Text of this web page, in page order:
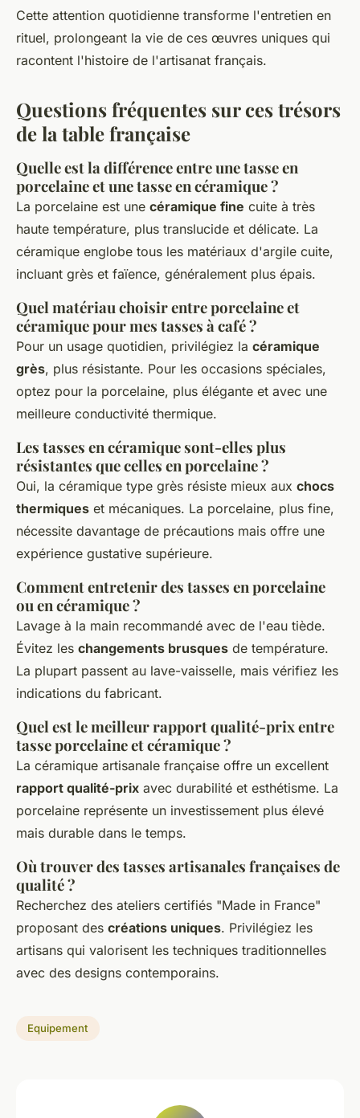
Cette attention quotidienne transforme l'entretien en
rituel, prolongeant la vie de ces œuvres uniques qui
racontent l'histoire de l'artisanat français.
Questions fréquentes sur ces trésors
de la table française
Quelle est la différence entre une tasse en
porcelaine et une tasse en céramique ?
La porcelaine est une céramique fine cuite à très
haute température, plus translucide et délicate. La
céramique englobe tous les matériaux d'argile cuite,
incluant grès et faïence, généralement plus épais.
Quel matériau choisir entre porcelaine et
céramique pour mes tasses à café ?
Pour un usage quotidien, privilégiez la céramique
grès, plus résistante. Pour les occasions spéciales,
optez pour la porcelaine, plus élégante et avec une
meilleure conductivité thermique.
Les tasses en céramique sont-elles plus
résistantes que celles en porcelaine ?
Oui, la céramique type grès résiste mieux aux chocs
thermiques et mécaniques. La porcelaine, plus fine,
nécessite davantage de précautions mais offre une
expérience gustative supérieure.
Comment entretenir des tasses en porcelaine
ou en céramique ?
Lavage à la main recommandé avec de l'eau tiède.
Évitez les changements brusques de température.
La plupart passent au lave-vaisselle, mais vérifiez les
indications du fabricant.
Quel est le meilleur rapport qualité-prix entre
tasse porcelaine et céramique ?
La céramique artisanale française offre un excellent
rapport qualité-prix avec durabilité et esthétisme. La
porcelaine représente un investissement plus élevé
mais durable dans le temps.
Où trouver des tasses artisanales françaises de
qualité ?
Recherchez des ateliers certifiés "Made in France"
proposant des créations uniques. Privilégiez les
artisans qui valorisent les techniques traditionnelles
avec des designs contemporains.
Equipement